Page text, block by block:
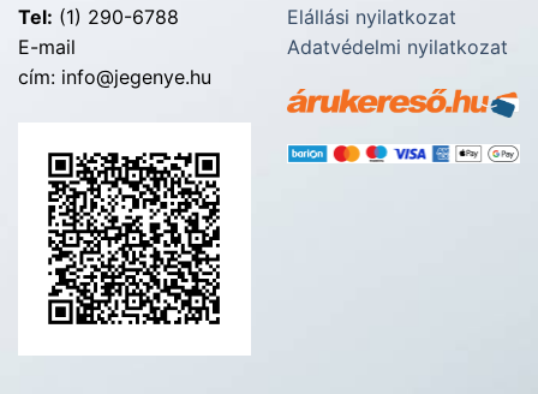
Tel: (1) 290-6788
E-mail
cím: info@jegenye.hu
Elállási nyilatkozat
Adatvédelmi nyilatkozat